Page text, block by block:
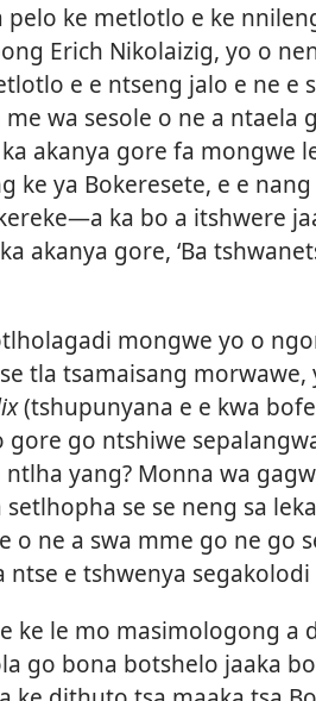
pelo ke metlotlo e ke
Erich Nikolaizig, yo o
e e ntseng jalo e ne e
wa sesole o ne a ntaela
akanya gore fa mongwe
ke ya Bokeresete, e e
ka bo a itshwere
akanya gore, ‘Ba
mongwe yo o
tla tsamaisang
(tshupunyana e e kwa
gore go ntshiwe
ntlha yang? Monna wa
se se neng sa
o ne a swa mme go ne go
ntse e tshwenya
ke le mo masimologong a
go bona botshelo jaaka